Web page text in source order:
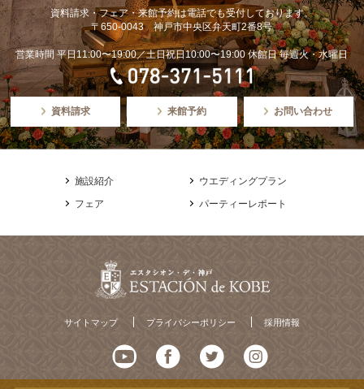
資料請求・フェア・来館予約は電話でも受付しております。
〒650-0043 神戸市中央区弁天町2番8号
営業時間 平日11:00〜19:00／土日祝日10:00〜19:00 休館日 毎週火・水曜日
資料請求 来館予約 お問い合わせ
施設紹介
ウエディングプラン
フェア
パーティーレポート
サイトマップ プライバシーポリシー 採用情報